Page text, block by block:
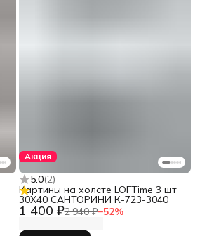
Акция
5.0(2)
1 400 ₽2 940 ₽−52%
Картины на холсте LOFTime 3 шт
30Х40 САНТОРИНИ К-723-3040